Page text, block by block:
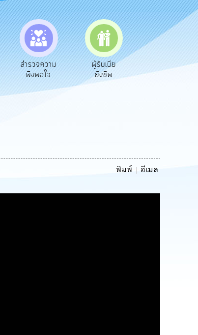
ผู้รับเบีย
ยังชีพ
ประเมินภาษี
ท้องถิ่น
ทะเบียน
พิมพ์ อีเมล